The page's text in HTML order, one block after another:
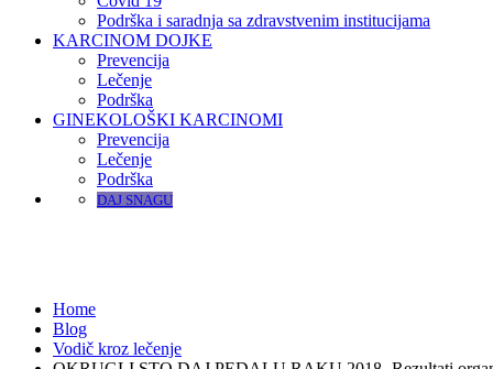
Podrška i saradnja sa zdravstvenim institucijama
KARCINOM DOJKE
Prevencija
Lečenje
Podrška
GINEKOLOŠKI KARCINOMI
Prevencija
Lečenje
Podrška
DAJ SNAGU
Home
Blog
Vodič kroz lečenje